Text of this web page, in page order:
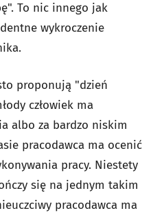
To nic innego jak
wykroczenie
proponują "dzień
człowiek ma
albo za bardzo niskim
pracodawca ma ocenić
pracy. Niestety
się na jednym takim
pracodawca ma